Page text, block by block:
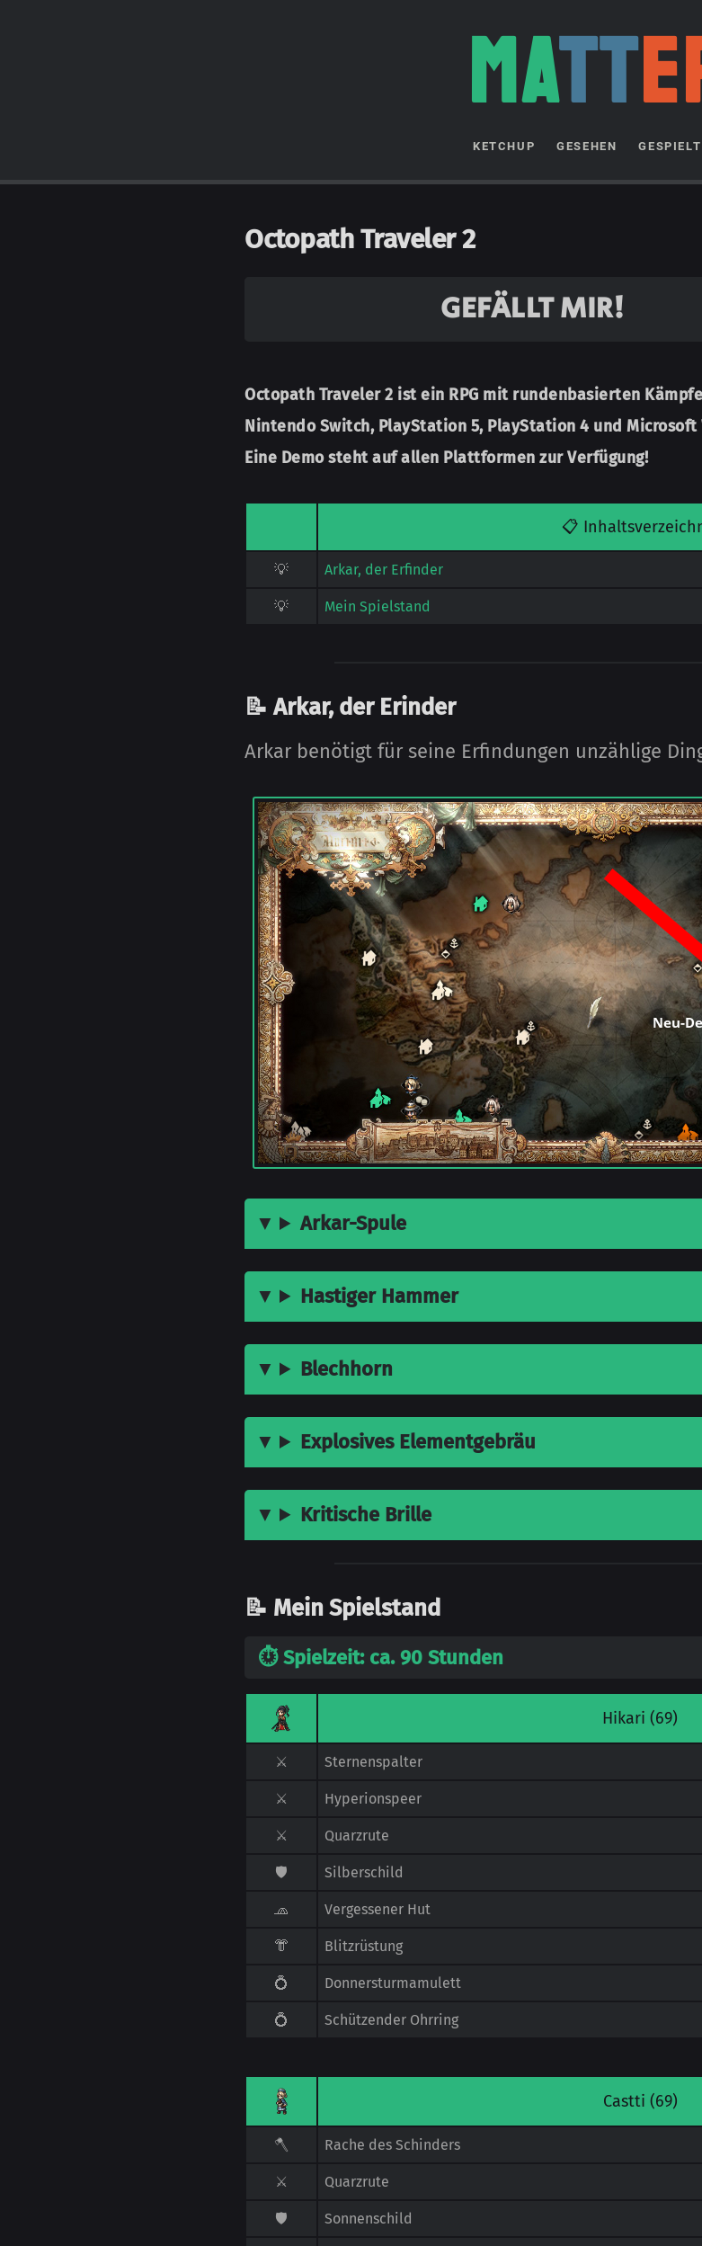
MATT
KETCHUP GESEHEN GESPIELT
Octopath Traveler 2
GEFÄLLT MIR!
Octopath Traveler 2 ist ein RPG mit runden­­basierten
Nintendo Switch, PlayStation 5, PlayStation 4 und
Eine Demo steht auf allen Plattformen zur Ver­fügung!
📋
💡 Arkar, der Erfinder
💡 Mein Spielstand
📝 Arkar, der Erinder
Arkar benötigt für seine Erfindungen unzählige
Arkar-Spule
Hastiger Hammer
Blechhorn
Explosives Elementgebräu
Kritische Brille
📝 Mein Spielstand
⏱️ Spielzeit: ca. 90 Stunden
Hikari (69)
⚔️ Sternenspalter
⚔️ Hyperionspeer
⚔️ Quarzrute
🛡️ Silberschild
🧢 Vergessener Hut
👘 Blitzrüstung
💍 Donnersturmamulett
💍 Schützender Ohrring
Castti (69)
🪓 Rache des Schinders
⚔️ Quarzrute
🛡️ Sonnenschild